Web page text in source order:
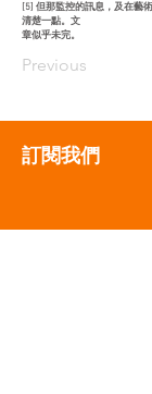
[5] 但那監控的訊息，及在藝
清楚一點。文
章似乎未完。
Previous
​訂閱我們